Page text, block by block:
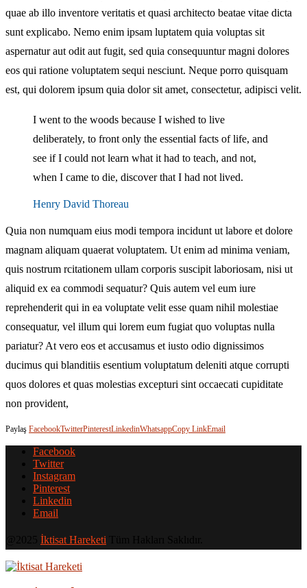
quae ab illo inventore veritatis et quasi architecto beatae vitae dicta
sunt explicabo. Nemo enim ipsam luptatem quia voluptas sit
aspernatur aut odit aut fugit, sed quia consequuntur magni dolores
eos qui ratione voluptatem sequi nesciunt. Neque porro quisquam
est, qui dolorem ipsum quia dolor sit amet, consectetur, adipisci velit.
I went to the woods because I wished to live
deliberately, to front only the essential facts of life, and
see if I could not learn what it had to teach, and not,
when I came to die, discover that I had not lived.
Henry David Thoreau
Quia non numquam eius modi tempora incidunt ut labore et dolore
magnam aliquam quaerat voluptatem. Ut enim ad minima veniam,
quis nostrum rcitationem ullam corporis suscipit laboriosam, nisi ut
aliquid ex ea commodi sequatur? Quis autem vel eum iure
reprehenderit qui in ea voluptate velit esse quam nihil molestiae
consequatur, vel illum qui lorem eum fugiat quo voluptas nulla
pariatur? At vero eos et accusamus et iusto odio dignissimos
ducimus qui blanditiis esentium voluptatum deleniti atque corrupti
quos dolores et quas molestias excepturi sint occaecati cupiditate
non provident,
Paylaş FacebookTwitterPinterestLinkedinWhatsappCopy LinkEmail
Facebook
Twitter
Instagram
Pinterest
Linkedin
Email
İktisat Hareketi